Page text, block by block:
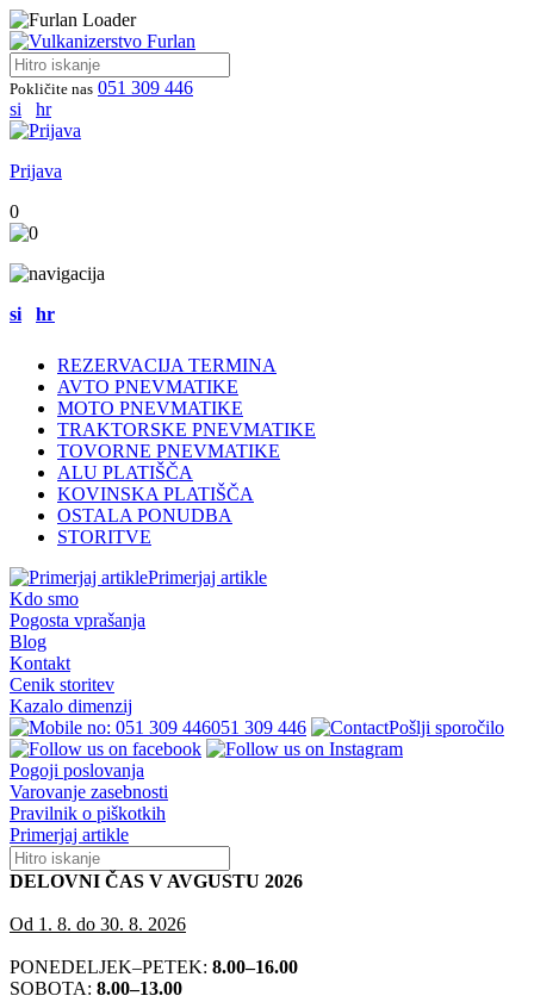
Pokličite nas 051 309 446
si
hr
Prijava
0
si hr
REZERVACIJA TERMINA
AVTO PNEVMATIKE
MOTO PNEVMATIKE
TRAKTORSKE PNEVMATIKE
TOVORNE PNEVMATIKE
ALU PLATIŠČA
KOVINSKA PLATIŠČA
OSTALA PONUDBA
STORITVE
Primerjaj artikle
Kdo smo
Pogosta vprašanja
Blog
Kontakt
Cenik storitev
Kazalo dimenzij
051 309 446
Pošlji sporočilo
Pogoji poslovanja
Varovanje zasebnosti
Pravilnik o piškotkih
Primerjaj artikle
DELOVNI ČAS V AVGUSTU 2026
Od 1. 8. do 30. 8. 2026
PONEDELJEK–PETEK: 8.00–16.00
SOBOTA: 8.00–13.00